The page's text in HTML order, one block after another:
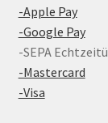
-Apple Pay
-Google Pay
-SEPA
-Mastercard
-Visa